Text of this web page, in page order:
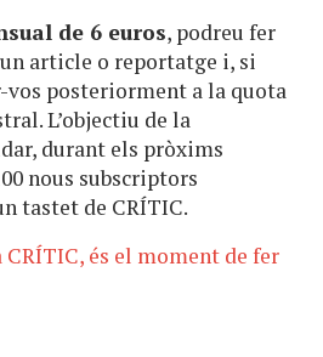
de 6 euros, podreu fer
article o reportatge i, si
vos posteriorment a la quota
L’objectiu de la
durant els pròxims
nous subscriptors
tastet de CRÍTIC.
és el moment de fer